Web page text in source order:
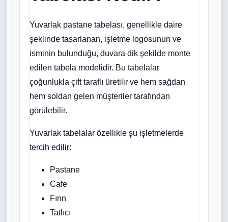
Yuvarlak pastane tabelası, genellikle daire
şeklinde tasarlanan, işletme logosunun ve
isminin bulunduğu, duvara dik şekilde monte
edilen tabela modelidir. Bu tabelalar
çoğunlukla çift taraflı üretilir ve hem sağdan
hem soldan gelen müşteriler tarafından
görülebilir.
Yuvarlak tabelalar özellikle şu işletmelerde
tercih edilir:
Pastane
Cafe
Fırın
Tatlıcı